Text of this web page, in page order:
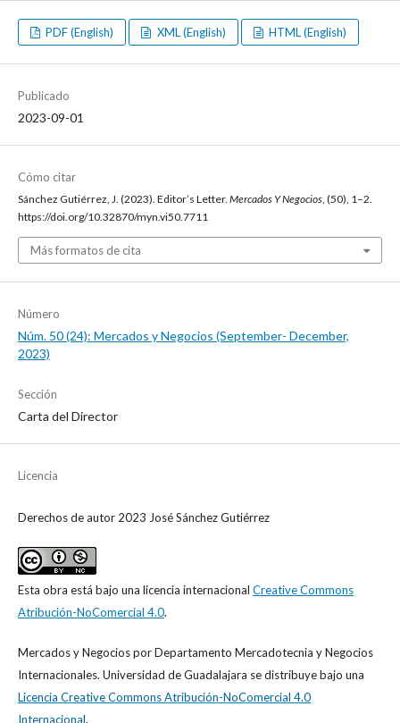
PDF (English) XML (English) HTML (English)
Publicado
2023-09-01
Cómo citar
Sánchez Gutiérrez, J. (2023). Editor’s Letter. Mercados Y Negocios , (50), 1–2.
https://doi.org/10.32870/myn.vi50.7711
Más formatos de cita
Número
Núm. 50 (24): Mercados y Negocios (September- December,
2023)
Sección
Carta del Director
Licencia
Derechos de autor 2023 José Sánchez Gutiérrez
Esta obra está bajo una licencia internacional Creative Commons
Atribución-NoComercial 4.0.
Mercados y NegociosporDepartamento Mercadotecnia y Negocios
Internacionales. Universidad de Guadalajara se distribuye bajo una
Licencia Creative Commons Atribución-NoComercial 4.0
Internacional.